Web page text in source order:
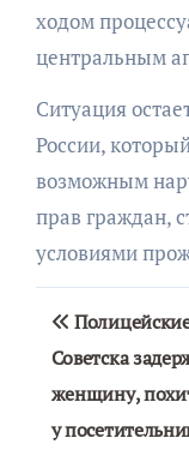
ходом
центральным
Ситуация
России,
возможным
прав граждан,
условиями
по
Советска
женщину,
у